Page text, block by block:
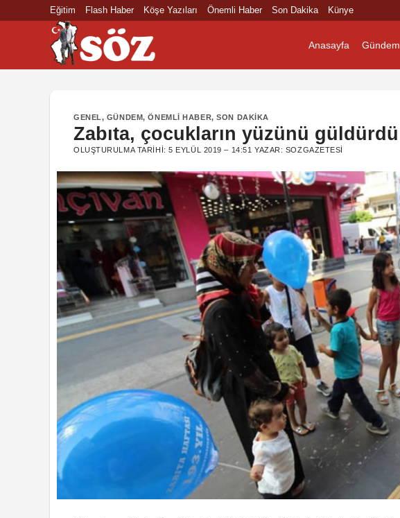
Eğitim Flash Haber Köşe Yazıları Önemli Haber Son Dakika Künye
Anasayfa Gündem
GENEL, GÜNDEM,ÖNEMLI HABER,SON DAKIKA
Zabıta, çocukların yüzünü güldürdü
OLUŞTURULMA TARIHI:5 EYLÜL 2019 – 14:51 YAZAR: SOZGAZETESI